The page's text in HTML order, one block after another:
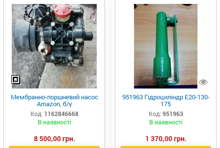
Мембранно-поршневий насос
Amazon, б/у
Код: 1162846668
В наявності
8 500,00 грн.
951963 Гідроциліндр Е20-130-
175
Код: 951963
В наявності
1 370,00 грн.